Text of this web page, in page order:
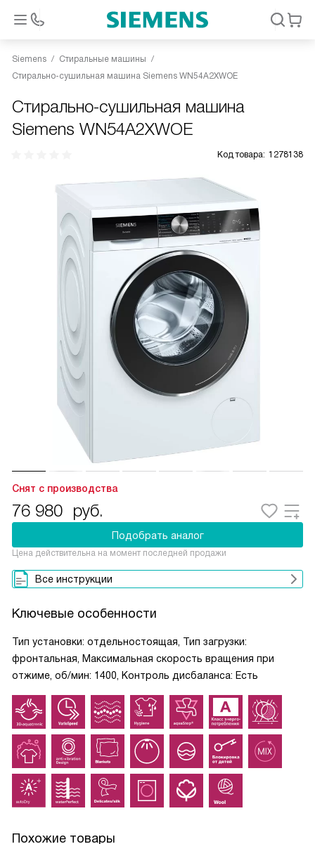
Siemens
Стиральные машины
Стирально-сушильная машина Siemens WN54A2XWOE
Стирально-сушильная машина
Siemens WN54A2XWOE
Код товара: 1278138
Снят с производства
76 980 руб.
Подобрать аналог
Цена действительна на момент последней продажи
Все инструкции
Ключевые особенности
Тип установки: отдельностоящая, Тип загрузки:
фронтальная, Максимальная скорость вращения при
отжиме, об/мин: 1400, Контроль дисбаланса: Есть
Похожие товары